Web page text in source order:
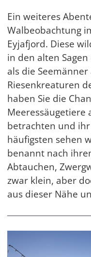
Ein weiteres
Walbeobachtung
Eyjafjord. Diese
in den alten
als die
Riesenkreaturen
haben Sie die
Meeressäugetiere
betrachten und
häufigsten sehen
benannt nach
Abtauchen,
zwar klein, aber
aus dieser Nähe